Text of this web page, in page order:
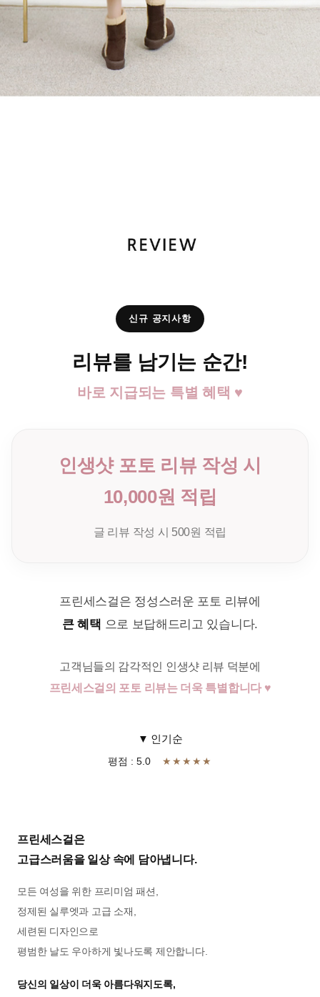
신규 공지사항
리뷰를 남기는 순간!
바로 지급되는 특별 혜택 ♥
인생샷 포토 리뷰 작성 시
10,000원 적립
글 리뷰 작성 시 500원 적립
프린세스걸은 정성스러운 포토 리뷰에
큰 혜택 으로 보답해드리고 있습니다.
고객님들의 감각적인 인생샷 리뷰 덕분에
프린세스걸의 포토 리뷰는 더욱 특별합니다 ♥
▼ 인기순
평점 : 5.0 ★★★★★
프린세스걸은
고급스러움을 일상 속에 담아냅니다.
모든 여성을 위한 프리미엄 패션,
정제된 실루엣과 고급 소재,
세련된 디자인으로
평범한 날도 우아하게 빛나도록 제안합니다.
당신의 일상이 더욱 아름다워지도록,